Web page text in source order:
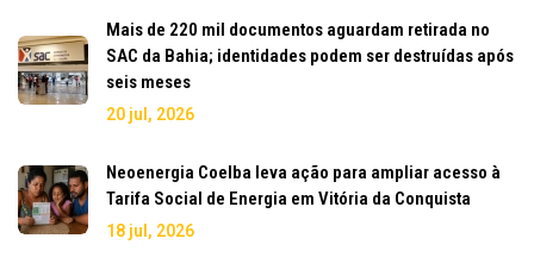
Mais de 220 mil documentos aguardam retirada no
SAC da Bahia; identidades podem ser destruídas após
seis meses
20 jul, 2026
Neoenergia Coelba leva ação para ampliar acesso à
Tarifa Social de Energia em Vitória da Conquista
18 jul, 2026